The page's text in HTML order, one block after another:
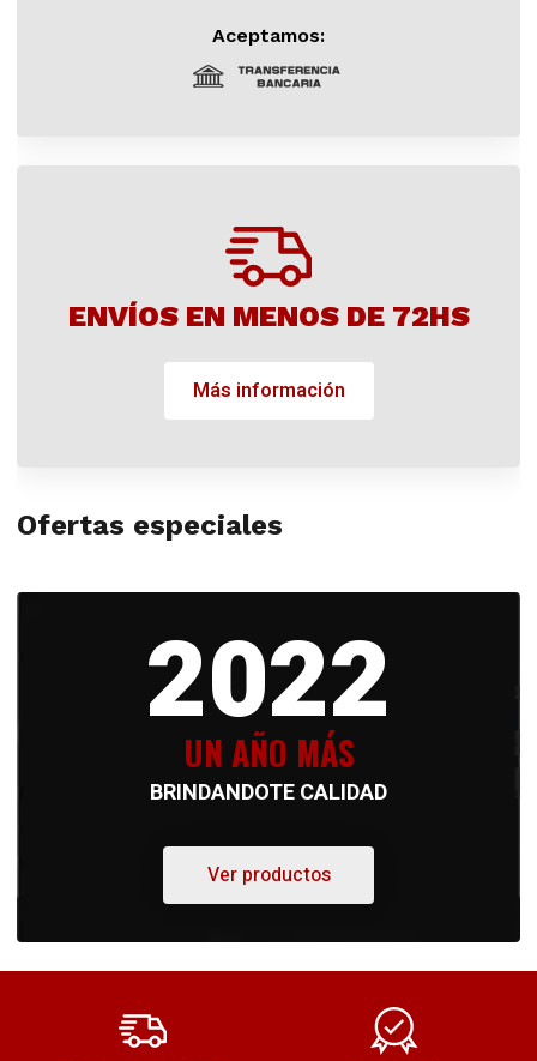
Aceptamos:
ENVÍOS EN MENOS DE 72HS
Más información
Ofertas especiales
2022
UN AÑO MÁS
BRINDANDOTE CALIDAD
Ver productos